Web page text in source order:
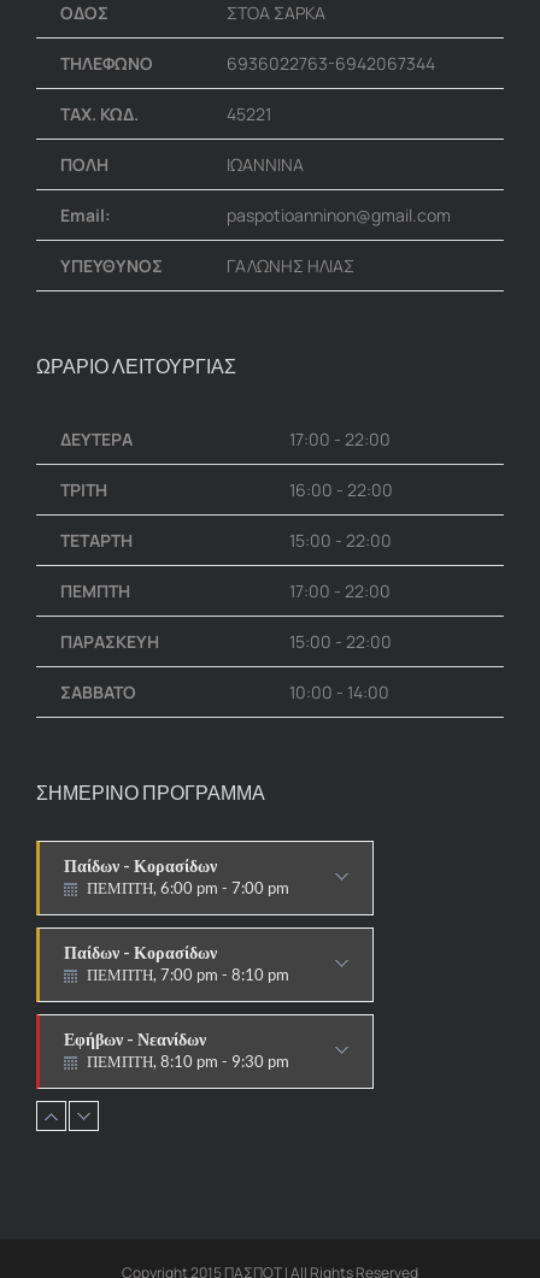
ΟΔΟΣ ΣΤΟΑ ΣΑΡΚΑ
ΤΗΛΕΦΩΝΟ 6936022763-6942067344
ΤΑΧ. ΚΩΔ. 45221
ΠΟΛΗ ΙΩΑΝΝΙΝΑ
Email: paspotioanninon@gmail.com
ΥΠΕΥΘΥΝΟΣ ΓΑΛΩΝΗΣ ΗΛΙΑΣ
ΩΡΑΡΙΟ ΛΕΙΤΟΥΡΓΙΑΣ
ΔΕΥΤΕΡΑ 17:00 - 22:00
ΤΡΙΤΗ 16:00 - 22:00
ΤΕΤΑΡΤΗ 15:00 - 22:00
ΠΕΜΠΤΗ 17:00 - 22:00
ΠΑΡΑΣΚΕΥΗ 15:00 - 22:00
ΣΑΒΒΑΤΟ 10:00 - 14:00
ΣΗΜΕΡΙΝΟ ΠΡΟΓΡΑΜΜΑ
Παίδων - Κορασίδων
ΠΕΜΠΤΗ, 6:00 pm - 7:00 pm
ΣΤΟΧΟΙ-ΑΣΠΙΔΕΣ
Παίδων - Κορασίδων
ΠΕΜΠΤΗ, 7:00 pm - 8:10 pm
ΠΑΡΑΔΟΣΙΑΚΟ
Εφήβων - Νεανίδων
ΠΕΜΠΤΗ, 8:10 pm - 9:30 pm
ΠΑΡΑΔΟΣΙΑΚΟ HAPKIDO &
ΑΥΤΟΑΜΥΝΑ
Ανδρών - Γυναικών
Copyright 2015 ΠΑΣΠΟΤ | All Rights Reserved